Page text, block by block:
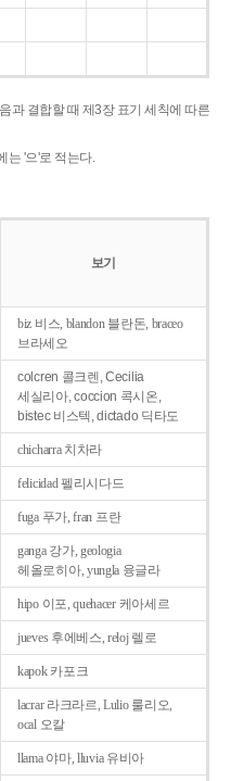
과 결합할 때 제3장 표기 세칙에 따른
는 '으'로 적는다.
보기
biz 비스, blandon 블란돈, braceo
브라세오
colcren 콜크렌, Cecilia
세실리아, coccion 콕시온,
bistec 비스텍, dictado 딕타도
chicharra 치차라
felicidad 펠리시다드
fuga 푸가, fran 프란
ganga 강가, geologia
헤올로히아, yungla 융글라
hipo 이포, quehacer 케아세르
jueves 후에베스, reloj 렐로
kapok 카포크
lacrar 라크라르, Lulio 룰리오,
ocal 오칼
llama 야마, lluvia 유비아